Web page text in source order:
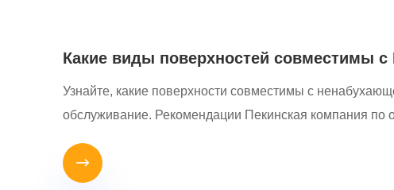
Какие виды поверхностей совместимы
Узнайте, какие поверхности совместимы с
обслуживание. Рекомендации Пекинская компания по
